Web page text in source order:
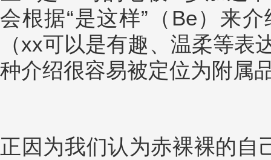
会根据“是这样”（Be）来
（xx可以是有趣、温柔等表
种介绍很容易被定位为附属
正因为我们认为赤裸裸的自